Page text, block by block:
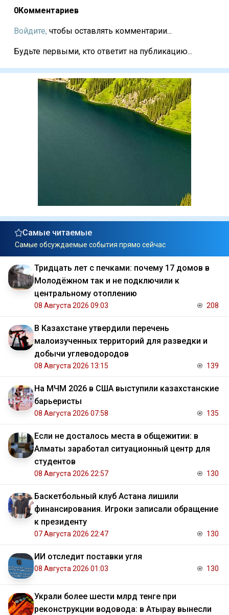
0Комментариев
Войдите, чтобы оставлять комментарии...
Будьте первыми, кто ответит на публикацию...
Самые читаемые
Самые обсуждаемые события прямо сейчас
Тридцать лет с печками: почему 17 домов в
Молодёжном так и не подключили к
центральному отоплению
08 Августа 2026 09:03 208
В Казахстане утвердили перечень
малоизученных территорий для разведки и
добычи углеводородов
08 Августа 2026 13:15 139
На МЧМ 2026 в США выступили казахстанские
барьеристы
08 Августа 2026 07:58 135
Если не досталось места в общежитии: в
Алматы заработал ситуационный центр для
студентов
08 Августа 2026 22:57 130
Баскетбольный клуб Астана лишили
финансирования. Игроки записали обращение
к президенту
07 Августа 2026 22:47 130
ИИ отследит поставки угля
08 Августа 2026 01:03 130
Украли более шести млрд тенге при
реконструкции водовода: в Атырау вынесли